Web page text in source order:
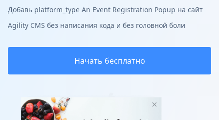
Добавь platform_type An Event Registration Popup на сайт
Agility CMS без написания кода и без головной боли
Начать бесплатно